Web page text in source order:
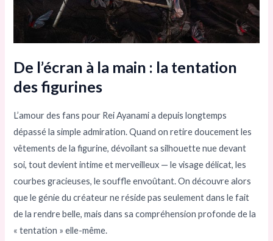
De l’écran à la main : la tentation
des figurines
L’amour des fans pour Rei Ayanami a depuis longtemps
dépassé la simple admiration. Quand on retire doucement les
vêtements de la figurine, dévoilant sa silhouette nue devant
soi, tout devient intime et merveilleux — le visage délicat, les
courbes gracieuses, le souffle envoûtant. On découvre alors
que le génie du créateur ne réside pas seulement dans le fait
de la rendre belle, mais dans sa compréhension profonde de la
« tentation » elle-même.